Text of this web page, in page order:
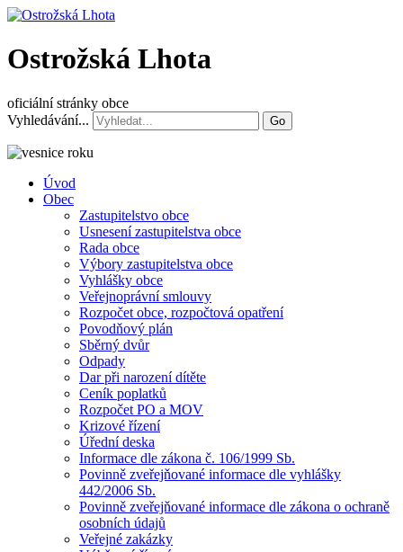
Ostrožská Lhota
oficiální stránky obce
Vyhledávání...
Go
Úvod
Obec
Zastupitelstvo obce
Usnesení zastupitelstva obce
Rada obce
Výbory zastupitelstva obce
Vyhlášky obce
Veřejnoprávní smlouvy
Rozpočet obce, rozpočtová opatření
Povodňový plán
Sběrný dvůr
Odpady
Dar při narození dítěte
Ceník poplatků
Rozpočet PO a MOV
Krizové řízení
Úřední deska
Informace dle zákona č. 106/1999 Sb.
Povinně zveřejňované informace dle vyhlášky
442/2006 Sb.
Povinně zveřejňované informace dle zákona o ochraně
osobních údajů
Veřejné zakázky